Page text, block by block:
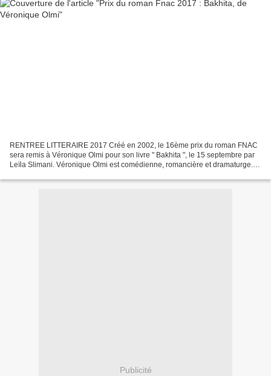
RENTREE LITTERAIRE 2017 Créé en 2002, le 16ème prix du roman FNAC
sera remis à Véronique Olmi pour son livre " Bakhita ", le 15 septembre par
Leïla Slimani. Véronique Olmi est comédienne, romancière et dramaturge.
Publicité